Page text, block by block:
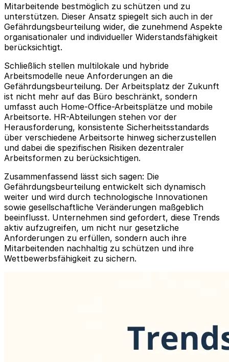
Mitarbeitende bestmöglich zu schützen und zu
unterstützen. Dieser Ansatz spiegelt sich auch in der
Gefährdungsbeurteilung wider, die zunehmend Aspekte
organisationaler und individueller Widerstandsfähigkeit
berücksichtigt.
Schließlich stellen multilokale und hybride
Arbeitsmodelle neue Anforderungen an die
Gefährdungsbeurteilung. Der Arbeitsplatz der Zukunft
ist nicht mehr auf das Büro beschränkt, sondern
umfasst auch Home-Office-Arbeitsplätze und mobile
Arbeitsorte. HR-Abteilungen stehen vor der
Herausforderung, konsistente Sicherheitsstandards
über verschiedene Arbeitsorte hinweg sicherzustellen
und dabei die spezifischen Risiken dezentraler
Arbeitsformen zu berücksichtigen.
Zusammenfassend lässt sich sagen: Die
Gefährdungsbeurteilung entwickelt sich dynamisch
weiter und wird durch technologische Innovationen
sowie gesellschaftliche Veränderungen maßgeblich
beeinflusst. Unternehmen sind gefordert, diese Trends
aktiv aufzugreifen, um nicht nur gesetzliche
Anforderungen zu erfüllen, sondern auch ihre
Mitarbeitenden nachhaltig zu schützen und ihre
Wettbewerbsfähigkeit zu sichern.